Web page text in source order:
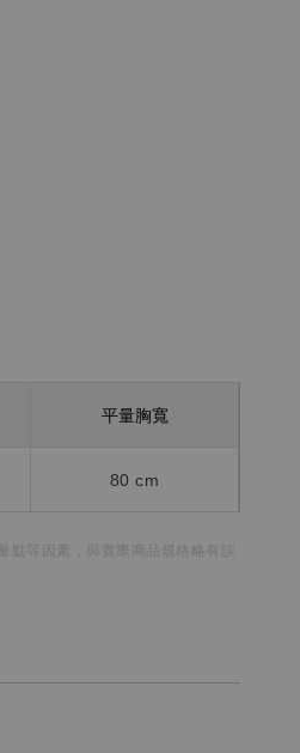
平量胸寬
80 cm
點等因素，
與實際商品規格略有誤